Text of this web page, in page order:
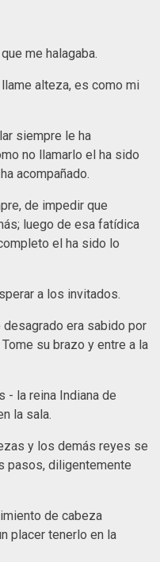
me halagaba.
alteza, es como mi
siempre le ha
no llamarlo el ha sido
acompañado.
de impedir que
luego de esa fatídica
el ha sido lo
a los invitados.
era sabido por
su brazo y entre a la
- la reina Indiana de
la sala.
y los demás reyes se
pasos, diligentemente
de cabeza
placer tenerlo en la